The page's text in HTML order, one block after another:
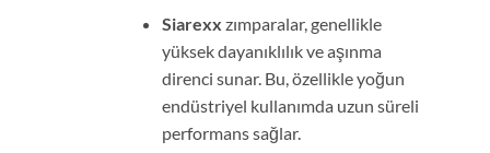
Siarexx zımparalar, genellikle
yüksek dayanıklılık ve aşınma
direnci sunar. Bu, özellikle yoğun
endüstriyel kullanımda uzun süreli
performans sağlar.